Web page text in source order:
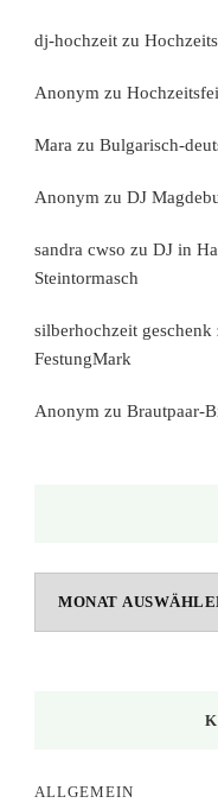
dj-hochzeit zu
Anonym zu
Mara zu Bulgarisch-
Anonym zu DJ
sandra cwso zu DJ in
Steintormasch
silberhochzeit geschenk
FestungMark
Anonym zu Brautpaar-
ALLGEMEIN